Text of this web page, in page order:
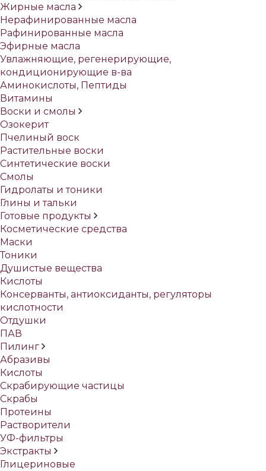
Жирные масла
Нерафинированные масла
Рафинированные масла
Эфирные масла
Увлажняющие, регенерирующие,
кондиционирующие в-ва
Аминокислоты, Пептиды
Витамины
Воски и смолы
Озокерит
Пчелиный воск
Растительные воски
Синтетические воски
Смолы
Гидролаты и тоники
Глины и тальки
Готовые продукты
Косметические средства
Маски
Тоники
Душистые вещества
Кислоты
Консерванты, антиоксиданты, регуляторы
кислотности
Отдушки
ПАВ
Пилинг
Абразивы
Кислоты
Скрабирующие частицы
Скрабы
Протеины
Растворители
УФ-фильтры
Экстракты
Глицериновые